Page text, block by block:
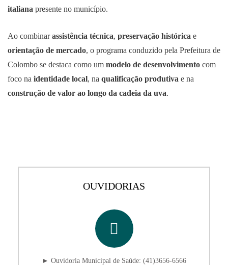
italiana presente no município.
Ao combinarassistência técnica, preservação histórica e
orientação de mercado, o programa conduzido pela Prefeitura de
Colombo se destaca como um modelo de desenvolvimento com
foco na identidade local, na qualificação produtiva e na
construção de valor ao longo da cadeia da uva.
OUVIDORIAS
► Ouvidoria Municipal de Saúde: (41)3656-6566